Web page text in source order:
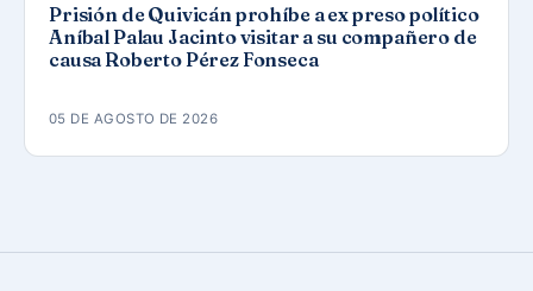
Prisión de Quivicán prohíbe a ex preso político
Aníbal Palau Jacinto visitar a su compañero de
causa Roberto Pérez Fonseca
05 DE AGOSTO DE 2026